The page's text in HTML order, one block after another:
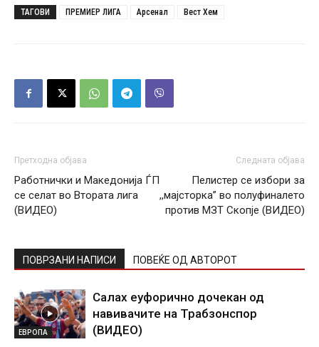
ТАГОВИ ПРЕМИЕР ЛИГА Арсенал Вест Хем
Претходна објава
Работнички и Македонија ЃП
се селат во Втората лига
(ВИДЕО)
Следната објава
Пелистер се избори за
,,мајсторка” во полуфиналето
против МЗТ Скопје (ВИДЕО)
ПОВРЗАНИ НАПИСИ ПОВЕЌЕ ОД АВТОРОТ
ЕВРОПА
Салах еуфорично дочекан од
навивачите на Трабзонспор
(ВИДЕО)